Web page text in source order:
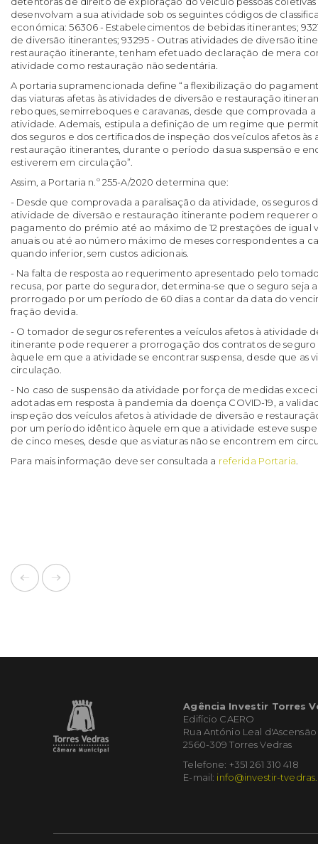
desenvolvam a sua atividade sob os seguintes códigos de
económica: 56306 - Estabelecimentos de bebidas itinerantes;
de diversão itinerantes; 93295 - Outras atividades de diversão
restauração itinerante, tenham efetuado declaração de mera
atividade como restauração não sedentária.
A portaria supramencionada define “a flexibilização do
das viaturas afetas às atividades de diversão e restauração
reboques, semirreboques e caravanas, desde que comprovada
atividade. Ademais, estipula a definição de um regime que
dos seguros e dos certificados de inspeção dos veículos afetos
restauração itinerantes, durante o período da sua suspensão e
estiverem em circulação”.
Assim, a Portaria n.º 255-A/2020 determina que:
- Desde que comprovada a paralisação da atividade, os seguros
atividade de diversão e restauração itinerante podem requerer
pagamento do prémio até ao máximo de 12 prestações de igual
anuais ou até ao número máximo de meses correspondentes a
quando inferior, sem custos adicionais.
- Na falta de resposta ao requerimento apresentado pelo
recusa, por parte do segurador, determina-se que o seguro seja
prorrogado por um período de 60 dias a contar da data do
fração devida.
- O tomador de seguros referentes a veículos afetos à atividade
itinerante pode requerer a prorrogação dos contratos de
àquele em que a atividade se encontrar suspensa, desde que as
circulação.
- No caso de suspensão da atividade por força de medidas
adotadas em resposta à pandemia da doença COVID-19, a
inspeção dos veículos afetos à atividade de diversão e
por um período idêntico àquele em que a atividade esteve
de cinco meses, desde que as viaturas não se encontrem em
Para mais informação deve ser consultada a referida Portaria
Agência Investir Torres
Edifício CAERO
Rua António Leal d'Ascensão
2560-309 Torres Vedras
Telefone: +351 261 310 418
E-mail: info@investir-